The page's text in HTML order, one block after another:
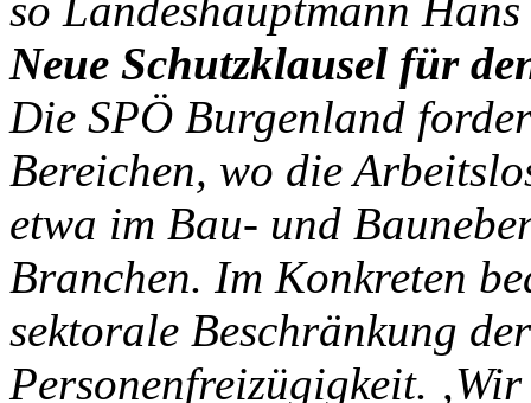
so Landeshauptmann
Neue Schutzklausel für
Die SPÖ Burgenland
Bereichen, wo die
etwa im Bau- und
Branchen. Im Konkreten
sektorale Beschränkung
Personenfreizügigkeit.